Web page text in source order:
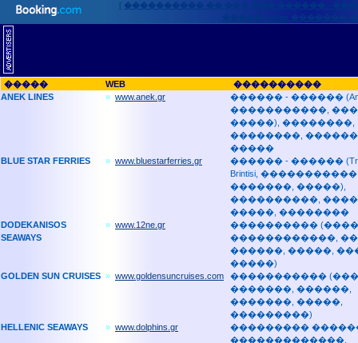
[ ���������� �� ��� ��� ������ -
����� online �������
����� WEB
����������
ANEK LINES
» www.anek.gr
������ - ������
�����������,
�����), ��������,
��������,
�����
BLUE STAR FERRIES
» www.bluestarferries.gr
������ - ������
Brintisi,
�������, �����),
����������,
�����, ��������
DODEKANISOS
SEAWAYS
» www.12ne.gr
����������
������������,
������, �����,
�����)
GOLDEN SUN CRUISES » www.goldensuncruises.com
�����������
�������, ������,
�������, �����,
���������)
HELLENIC SEAWAYS
» www.dolphins.gr
���������
�������������,